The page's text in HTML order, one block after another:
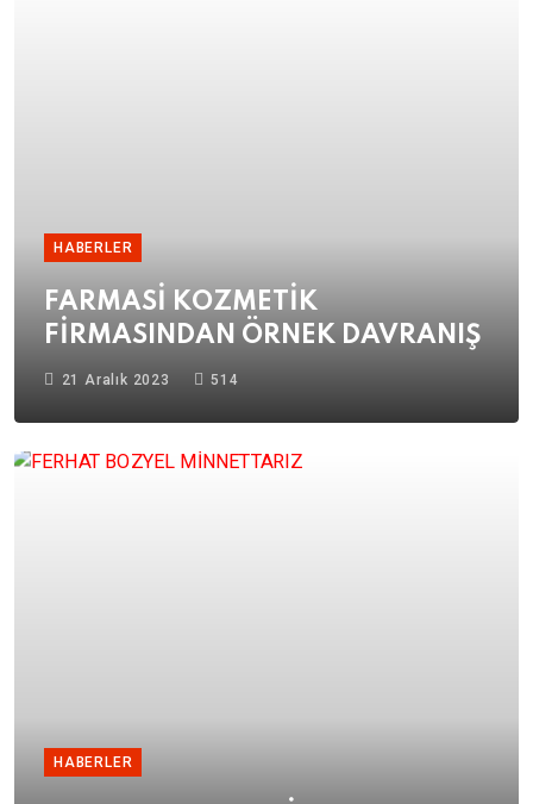
HABERLER
FARMASİ KOZMETİK
FİRMASINDAN ÖRNEK DAVRANIŞ
21 Aralık 2023 514
HABERLER